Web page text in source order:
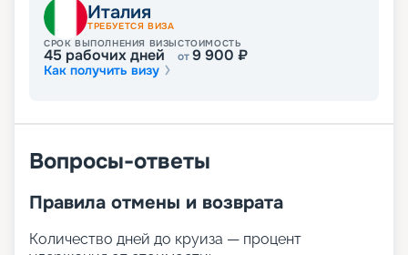
Италия
ТРЕБУЕТСЯ ВИЗА
СРОК ВЫПОЛНЕНИЯ ВИЗЫ
45 рабочих дней
СТОИМОСТЬ
от9 900 ₽
Как получить визу
Вопросы-ответы
Правила отмены и возврата
Количество дней до круиза — процент